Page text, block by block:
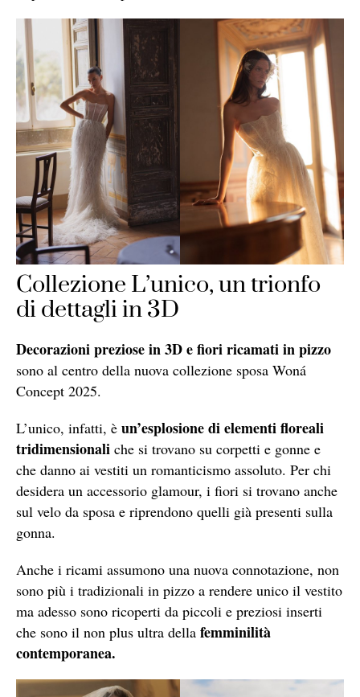
Collezione L’unico, un trionfo
di dettagli in 3D
Decorazioni preziose in 3D e fiori ricamati in pizzo
sono al centro della nuova collezione sposa Woná
Concept 2025.
L’unico, infatti, è un’esplosione di elementi floreali
tridimensionali che si trovano su corpetti e gonne e
che danno ai vestiti un romanticismo assoluto. Per chi
desidera un accessorio glamour, i fiori si trovano anche
sul velo da sposa e riprendono quelli già presenti sulla
gonna.
Anche i ricami assumono una nuova connotazione, non
sono più i tradizionali in pizzo a rendere unico il vestito
ma adesso sono ricoperti da piccoli e preziosi inserti
che sono il non plus ultra della femminilità
contemporanea.